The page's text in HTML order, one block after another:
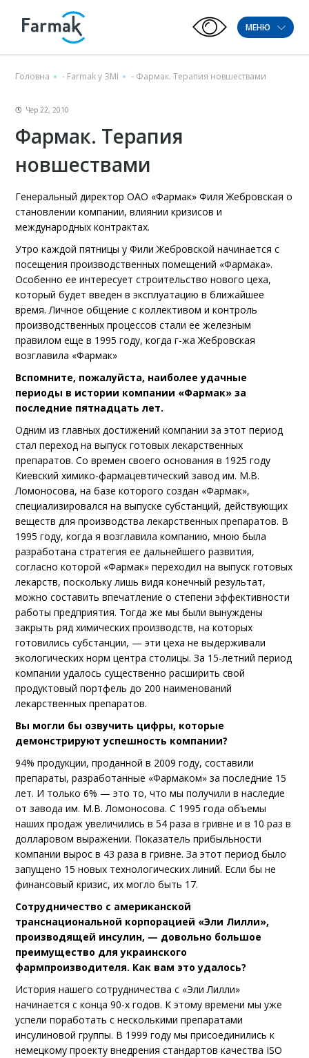
МЕНЮ
Головна - Farmak у ЗМІ - Фармак. Терапия новшествами
Чер 22, 2010
Фармак. Терапия
новшествами
Генеральный директор ОАО «Фармак» Филя Жебровская о
становлении компании, влиянии кризисов и
международных контрактах.
Утро каждой пятницы у Фили Жебровской начинается с
посещения производственных помещений «Фармака».
Особенно ее интересует строительство нового цеха,
который будет введен в эксплуатацию в ближайшее
время. Личное общение с коллективом и контроль
производственных процессов стали ее железным
правилом еще в 1995 году, когда г-жа Жебровская
возглавила «Фармак»
Вспомните, пожалуйста, наиболее удачные
периоды в истории компании «Фармак» за
последние пятнадцать лет.
Одним из главных достижений компании за этот период
стал переход на выпуск готовых лекарственных
препаратов. Со времен своего основания в 1925 году
Киевский химико-фармацевтический завод им. М.В.
Ломоносова, на базе которого создан «Фармак»,
специализировался на выпуске субстанций, действующих
веществ для производства лекарственных препаратов. В
1995 году, когда я возглавила компанию, мною была
разработана стратегия ее дальнейшего развития,
согласно которой «Фармак» переходил на выпуск готовых
лекарств, поскольку лишь видя конечный результат,
можно составить впечатление о степени эффективности
работы предприятия. Тогда же мы были вынуждены
закрыть ряд химических производств, на которых
готовились субстанции, — эти цеха не выдерживали
экологических норм центра столицы. За 15-летний период
компании удалось существенно расширить свой
продуктовый портфель до 200 наименований
лекарственных препаратов.
Вы могли бы озвучить цифры, которые
демонстрируют успешность компании?
94% продукции, проданной в 2009 году, составили
препараты, разработанные «Фармаком» за последние 15
лет. И только 6% — это то, что мы получили в наследие
от завода им. М.В. Ломоносова. С 1995 года объемы
наших продаж увеличились в 54 раза в гривне и в 10 раз в
долларовом выражении. Показатель прибыльности
компании вырос в 43 раза в гривне. За этот период было
запущено 15 новых технологических линий. Если бы не
финансовый кризис, их могло быть 17.
Сотрудничество с американской
транснациональной корпорацией «Эли Лилли»,
производящей инсулин, — довольно большое
преимущество для украинского
фармпроизводителя. Как вам это удалось?
История нашего сотрудничества с «Эли Лилли»
начинается с конца 90-х годов. К этому времени мы уже
успели поработать с несколькими препаратами
инсулиновой группы. В 1999 году мы присоединились к
немецкому проекту внедрения стандартов качества ISO